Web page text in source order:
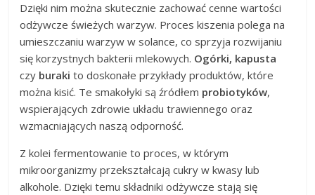
Dzięki nim można skutecznie zachować cenne wartości
odżywcze świeżych warzyw. Proces kiszenia polega na
umieszczaniu warzyw w solance, co sprzyja rozwijaniu
się korzystnych bakterii mlekowych. Ogórki, kapusta
czy buraki to doskonałe przykłady produktów, które
można kisić. Te smakołyki są źródłem probiotyków,
wspierających zdrowie układu trawiennego oraz
wzmacniających naszą odporność.
Z kolei fermentowanie to proces, w którym
mikroorganizmy przekształcają cukry w kwasy lub
alkohole. Dzięki temu składniki odżywcze stają się